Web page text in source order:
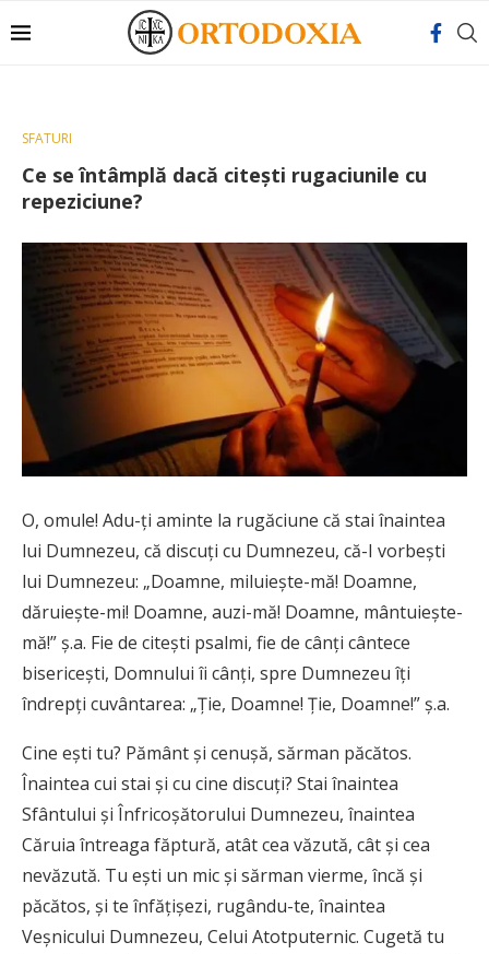
SFATURI
Ce se întâmplă dacă citești rugaciunile cu
repeziciune?
O, omule! Adu-ţi aminte la rugăciune că stai înaintea
lui Dumnezeu, că discuţi cu Dumnezeu, că-I vorbeşti
lui Dumnezeu: „Doamne, miluieşte-mă! Doamne,
dăruieşte-mi! Doamne, auzi-mă! Doamne, mântuieşte-
mă!” ş.a. Fie de citeşti psalmi, fie de cânţi cântece
bisericeşti, Domnului îi cânţi, spre Dumnezeu îţi
îndrepţi cuvântarea: „Ţie, Doamne! Ţie, Doamne!” ş.a.
Cine eşti tu? Pământ şi cenuşă, sărman păcătos.
Înaintea cui stai şi cu cine discuţi? Stai înaintea
Sfântului şi Înfricoşătorului Dumnezeu, înaintea
Căruia întreaga făptură, atât cea văzută, cât şi cea
nevăzută. Tu eşti un mic şi sărman vierme, încă şi
păcătos, şi te înfăţişezi, rugându-te, înaintea
Veşnicului Dumnezeu, Celui Atotputernic. Cugetă tu